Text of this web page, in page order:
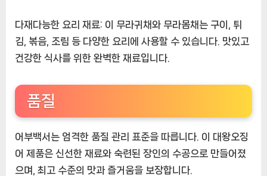
다재다능한 요리 재료: 이 무라귀채와 무라몸채는 구이, 튀
김, 볶음, 조림 등 다양한 요리에 사용할 수 있습니다. 맛있고
건강한 식사를 위한 완벽한 재료입니다.
품질
어부백서는 엄격한 품질 관리 표준을 따릅니다. 이 대왕오징
어 제품은 신선한 재료와 숙련된 장인의 수공으로 만들어졌
으며, 최고 수준의 맛과 즐거움을 보장합니다.